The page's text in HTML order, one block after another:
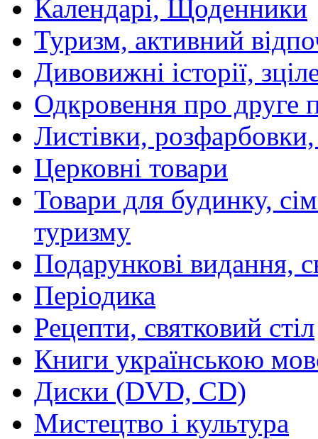
Календарі, Щоденники
Туризм, активний
Дивовижні історії,
Одкровення про друге
Листівки,
Церковні товари
Товари для будинку,
туризму
Подарункові видання,
Періодика
Рецепти, святковий стіл
Книги українською
Диски (DVD, CD)
Мистецтво і культура